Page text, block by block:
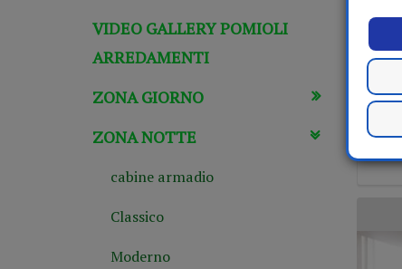
VIDEO GALLERY POMIOLI
ARREDAMENTI
ZONA GIORNO
ZONA NOTTE
cabine armadio
Classico
Moderno